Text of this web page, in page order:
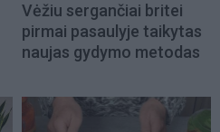
Vėžiu sergančiai britei
pirmai pasaulyje taikytas
naujas gydymo metodas